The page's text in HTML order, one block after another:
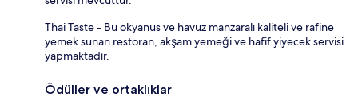
Thai Taste - Bu okyanus ve havuz manzaralı kaliteli ve rafine
yemek sunan restoran, akşam yemeği ve hafif yiyecek servisi
yapmaktadır.
Ödüller ve ortaklıklar